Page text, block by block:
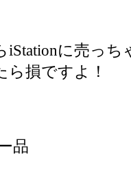
iStationに売っち
損ですよ！
品